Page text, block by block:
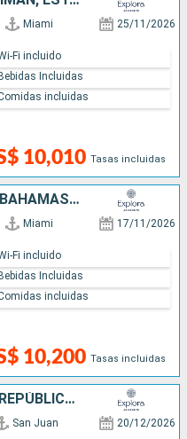
Miami 25/11/2026
10,010 Tasas incluidas
Fi incluido
Bebidas Incluidas
incluidas
MÉXICO, HONDURAS, BELICE, BAHAMAS, ARUBA, COLOMBIA, ISLAS CAIMÁN, ESTADOS UNIDOS
Miami 17/11/2026
10,200 Tasas incluidas
Fi incluido
Bebidas Incluidas
incluidas
FRANCIA, ESTADOS UNIDOS, REPÚBLICA DOMINICANA, ANTIGUA Y BARBUDA, PUERTO RICO
San Juan 20/12/2026